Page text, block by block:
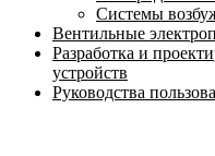
Системы
Вентильные
Разработка и
устройств
Руководства